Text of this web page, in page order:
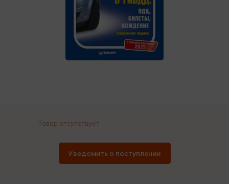
Товар отсутствует
Уведомить о поступлении